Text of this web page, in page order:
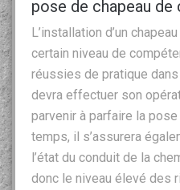
pose de chapeau de
L’installation d’un
certain niveau de
réussies de pratique
devra effectuer son
parvenir à parfaire la
temps, il s’assurera
l’état du conduit de la
donc le niveau élevé des